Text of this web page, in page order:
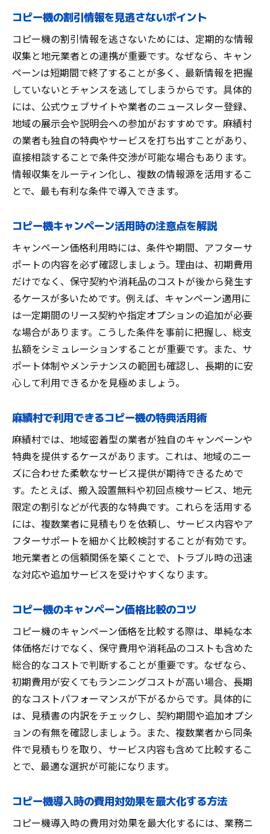
コピー機の割引情報を見逃さないポイント
コピー機の割引情報を逃さないためには、定期的な情報
収集と地元業者との連携が重要です。なぜなら、キャン
ペーンは短期間で終了することが多く、最新情報を把握
していないとチャンスを逃してしまうからです。具体的
には、公式ウェブサイトや業者のニュースレター登録、
地域の展示会や説明会への参加がおすすめです。麻績村
の業者も独自の特典やサービスを打ち出すことがあり、
直接相談することで条件交渉が可能な場合もあります。
情報収集をルーティン化し、複数の情報源を活用するこ
とで、最も有利な条件で導入できます。
コピー機キャンペーン活用時の注意点を解説
キャンペーン価格利用時には、条件や期間、アフターサ
ポートの内容を必ず確認しましょう。理由は、初期費用
だけでなく、保守契約や消耗品のコストが後から発生す
るケースが多いためです。例えば、キャンペーン適用に
は一定期間のリース契約や指定オプションの追加が必要
な場合があります。こうした条件を事前に把握し、総支
払額をシミュレーションすることが重要です。また、サ
ポート体制やメンテナンスの範囲も確認し、長期的に安
心して利用できるかを見極めましょう。
麻績村で利用できるコピー機の特典活用術
麻績村では、地域密着型の業者が独自のキャンペーンや
特典を提供するケースがあります。これは、地域のニー
ズに合わせた柔軟なサービス提供が期待できるためで
す。たとえば、搬入設置無料や初回点検サービス、地元
限定の割引などが代表的な特典です。これらを活用する
には、複数業者に見積もりを依頼し、サービス内容やア
フターサポートを細かく比較検討することが有効です。
地元業者との信頼関係を築くことで、トラブル時の迅速
な対応や追加サービスを受けやすくなります。
コピー機のキャンペーン価格比較のコツ
コピー機のキャンペーン価格を比較する際は、単純な本
体価格だけでなく、保守費用や消耗品のコストも含めた
総合的なコストで判断することが重要です。なぜなら、
初期費用が安くてもランニングコストが高い場合、長期
的なコストパフォーマンスが下がるからです。具体的に
は、見積書の内訳をチェックし、契約期間や追加オプシ
ョンの有無を確認しましょう。また、複数業者から同条
件で見積もりを取り、サービス内容も含めて比較するこ
とで、最適な選択が可能になります。
コピー機導入時の費用対効果を最大化する方法
コピー機導入時の費用対効果を最大化するには、業務ニ